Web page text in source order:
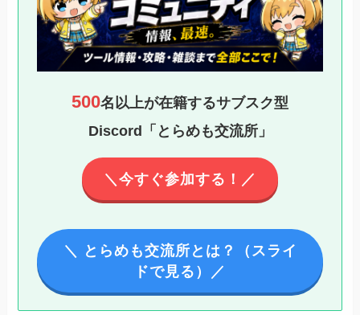
500名以上が在籍するサブスク型
Discord「とらめも交流所」
＼今すぐ参加する！／
＼ とらめも交流所とは？（スライ
ドで見る）／